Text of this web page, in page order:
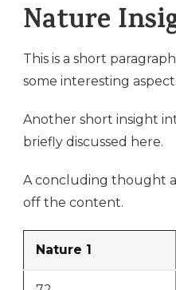
Nature
This is a short
some interesting
Another short insight
briefly discussed here.
A concluding thought
off the content.
Nature 1